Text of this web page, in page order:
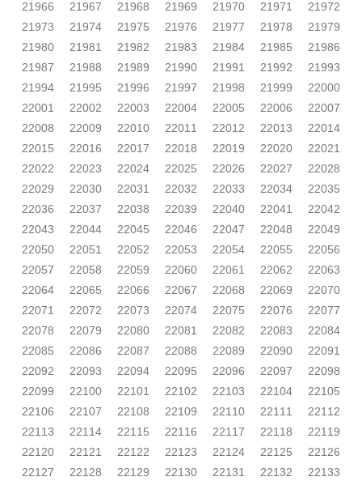
21966
21967 21968 21969 21970 21971
21972
21973
21974 21975 21976 21977 21978
21979
21980
21981 21982 21983 21984 21985
21986
21987
21988 21989 21990 21991 21992
21993
21994
21995 21996 21997 21998 21999
22000
22001
22002 22003 22004 22005 22006
22007
22008
22009 22010 22011 22012 22013
22014
22015
22016 22017 22018 22019 22020
22021
22022
22023 22024 22025 22026 22027
22028
22029
22030 22031 22032 22033 22034
22035
22036
22037 22038 22039 22040 22041
22042
22043
22044 22045 22046 22047 22048
22049
22050
22051 22052 22053 22054 22055
22056
22057
22058 22059 22060 22061 22062
22063
22064
22065 22066 22067 22068 22069
22070
22071
22072 22073 22074 22075 22076
22077
22078
22079 22080 22081 22082 22083
22084
22085
22086 22087 22088 22089 22090
22091
22092
22093 22094 22095 22096 22097
22098
22099
22100 22101 22102 22103 22104
22105
22106
22107 22108 22109 22110 22111
22112
22113
22114 22115 22116 22117 22118
22119
22120
22121 22122 22123 22124 22125
22126
22127
22128 22129 22130 22131 22132
22133